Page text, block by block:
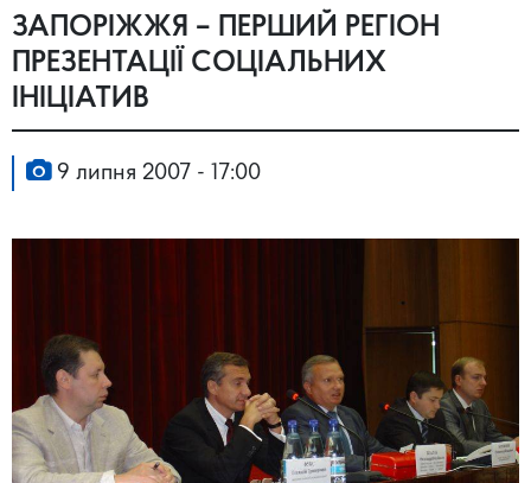
ЗАПОРІЖЖЯ – ПЕРШИЙ РЕГІОН
ПРЕЗЕНТАЦІЇ СОЦІАЛЬНИХ
ІНІЦІАТИВ
9 липня 2007 - 17:00